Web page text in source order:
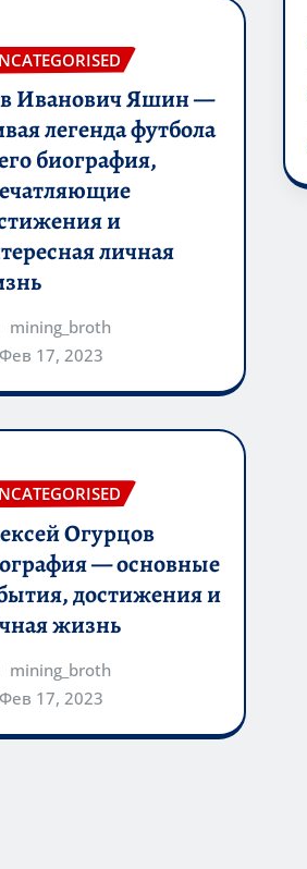
Иванович Яшин —
легенда футбола
биография,
и
личная
mining_broth
Фев 17, 2023
Огурцов
— основные
достижения и
жизнь
mining_broth
Фев 17, 2023